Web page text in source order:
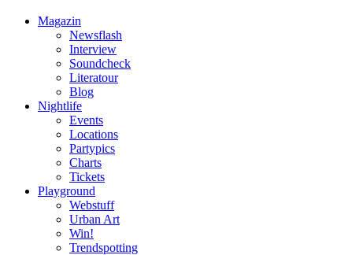
Magazin
Newsflash
Interview
Soundcheck
Literatour
Blog
Nightlife
Events
Locations
Partypics
Charts
Tickets
Playground
Webstuff
Urban Art
Win!
Trendspotting